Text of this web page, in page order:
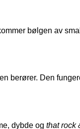
bølgen av
berører. Den
dybde og that rock